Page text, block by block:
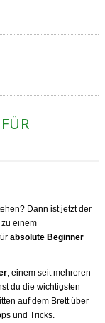
Dann ist jetzt der
einem
absolute Beginner
, einem seit mehreren
du die wichtigsten
auf dem Brett über
und Tricks.